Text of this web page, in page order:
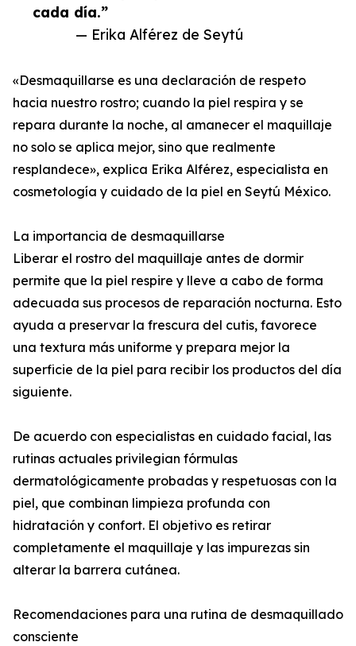
cada día.”
— Erika Alférez de Seytú
«Desmaquillarse es una declaración de respeto
hacia nuestro rostro; cuando la piel respira y se
repara durante la noche, al amanecer el maquillaje
no solo se aplica mejor, sino que realmente
resplandece», explica Erika Alférez, especialista en
cosmetología y cuidado de la piel en Seytú México.
La importancia de desmaquillarse
Liberar el rostro del maquillaje antes de dormir
permite que la piel respire y lleve a cabo de forma
adecuada sus procesos de reparación nocturna. Esto
ayuda a preservar la frescura del cutis, favorece
una textura más uniforme y prepara mejor la
superficie de la piel para recibir los productos del día
siguiente.
De acuerdo con especialistas en cuidado facial, las
rutinas actuales privilegian fórmulas
dermatológicamente probadas y respetuosas con la
piel, que combinan limpieza profunda con
hidratación y confort. El objetivo es retirar
completamente el maquillaje y las impurezas sin
alterar la barrera cutánea.
Recomendaciones para una rutina de desmaquillado
consciente